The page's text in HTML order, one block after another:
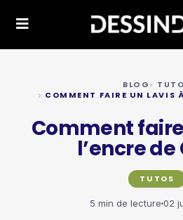
BLOG
COMMENT FAIRE UN LAVIS
Comment
l’encre de
TUTOS
5 min de lecture 02